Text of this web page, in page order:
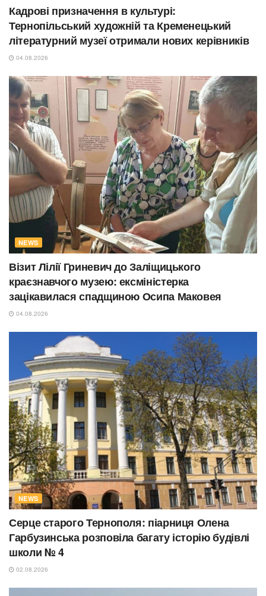
Кадрові призначення в культурі:
Тернопільський художній та Кременецький
літературний музеї отримали нових керівників
04.08.2026
NEWS
Візит Лілії Гриневич до Заліщицького
краєзнавчого музею: ексміністерка
зацікавилася спадщиною Осипа Маковея
04.08.2026
NEWS
Серце старого Тернополя: піарниця Олена
Гарбузинська розповіла багату історію будівлі
школи № 4
02.08.2026